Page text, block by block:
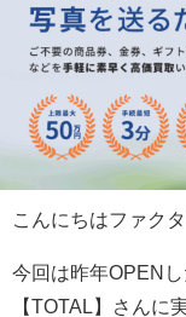
こんにちはファク
今回は昨年OPEN
【TOTAL】さんに